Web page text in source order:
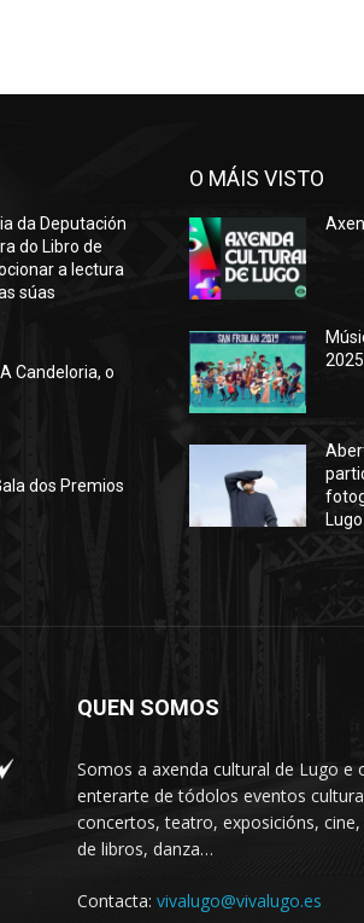
da Deputación
do Libro de
a lectura
súas
Candeloria, o
dos Premios
O MÁIS VISTO
QUEN SOMOS
Somos a axenda cultural de Lugo e
enterarte de tódolos eventos
concertos, teatro, exposicións,
de libros, danza…
Contacta: vivalugo@vivalugo.es